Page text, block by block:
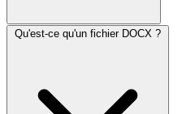
Qu'est-ce qu'un fichier DOCX ?